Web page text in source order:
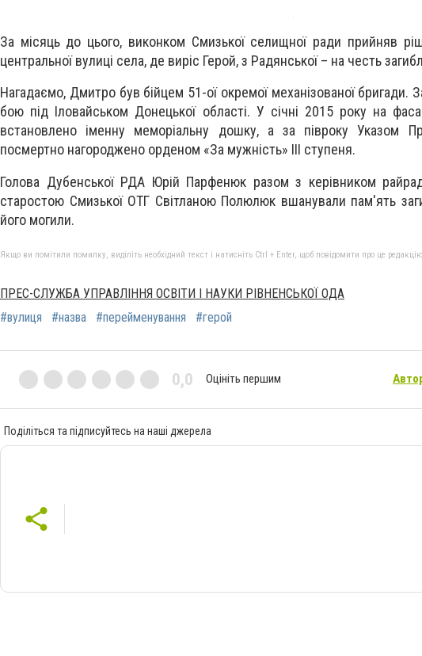
За місяць до цього, виконком Смизької селищної ради прийняв
центральної вулиці села, де виріс Герой, з Радянської – на честь
Нагадаємо, Дмитро був бійцем 51-ої окремої механізованої бригади.
бою під Іловайськом Донецької області. У січні 2015 року на
встановлено іменну меморіальну дошку, а за півроку Указом
посмертно нагороджено орденом «За мужність» ІІІ ступеня.
Голова Дубенської РДА Юрій Парфенюк разом з керівником
старостою Смизької ОТГ Світланою Полюлюк вшанували пам'ять
його могили.
Якщо ви помітили помилку, виділіть необхідний текст і натисніть Ctrl + Enter, щоб повідомити про це редакцію
ПРЕС-СЛУЖБА УПРАВЛІННЯ ОСВІТИ І НАУКИ РІВНЕНСЬКОЇ ОДА
#вулиця
#назва #перейменування #герой
0,0 Оцініть першим
Поділіться та підписуйтесь на наші джерела